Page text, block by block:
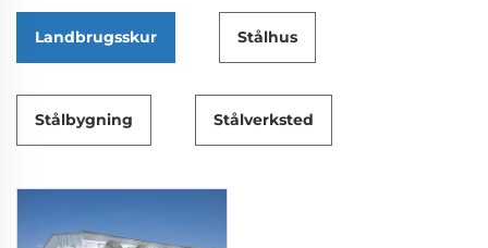
Landbrugsskur Stålhus
Stålbygning Stålverksted